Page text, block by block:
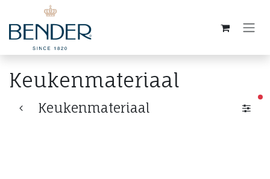
Overslaan naar inhoud
Keukenmateriaal
Keukenmateriaal